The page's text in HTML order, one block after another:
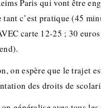
Paris qui vont être
tant c’est pratique (45
carte 12-25 ; 30
on espère que le trajet
des droits de